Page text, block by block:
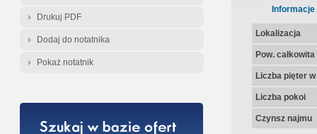
Drukuj PDF
Dodaj do notatnika
Pokaż notatnik
Informacje
Lokalizacja
Pow.
Liczba pięter
Liczba pokoi
Czynsz najmu